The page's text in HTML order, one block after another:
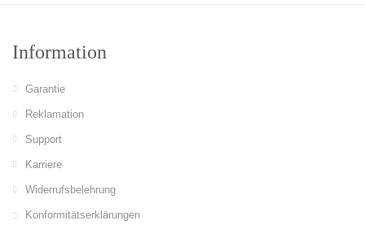
Information
Garantie
Reklamation
Support
Karriere
Widerrufsbelehrung
Konformitätserklärungen